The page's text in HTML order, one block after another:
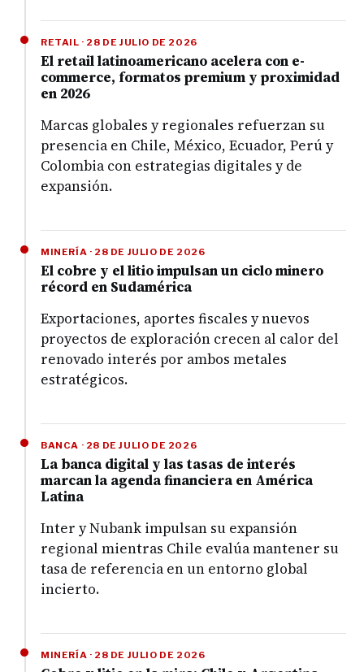
RETAIL · 28 DE JULIO DE 2026
El retail latinoamericano acelera con e-
commerce, formatos premium y proximidad
en 2026
Marcas globales y regionales refuerzan su
presencia en Chile, México, Ecuador, Perú y
Colombia con estrategias digitales y de
expansión.
MINERÍA · 28 DE JULIO DE 2026
El cobre y el litio impulsan un ciclo minero
récord en Sudamérica
Exportaciones, aportes fiscales y nuevos
proyectos de exploración crecen al calor del
renovado interés por ambos metales
estratégicos.
BANCA · 28 DE JULIO DE 2026
La banca digital y las tasas de interés
marcan la agenda financiera en América
Latina
Inter y Nubank impulsan su expansión
regional mientras Chile evalúa mantener su
tasa de referencia en un entorno global
incierto.
MINERÍA · 28 DE JULIO DE 2026